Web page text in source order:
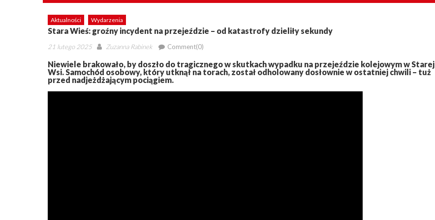
Aktualności Wydarzenia
Stara Wieś: groźny incydent na przejeździe – od katastrofy dzieliły sekundy
Posted
21 lutego 2025 Author
Zuzanna Rabinek Comment(0)
Niewiele brakowało, by doszło do tragicznego w skutkach wypadku na przejeździe kolejowym w Starej
Wsi. Samochód osobowy, który utknął na torach, został odholowany dosłownie w ostatniej chwili – tuż
przed nadjeżdżającym pociągiem.